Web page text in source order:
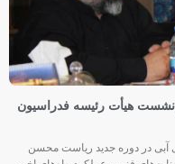
نشست هیأت رئیسه فدراسیون
در دوره جدید ریاست محسن